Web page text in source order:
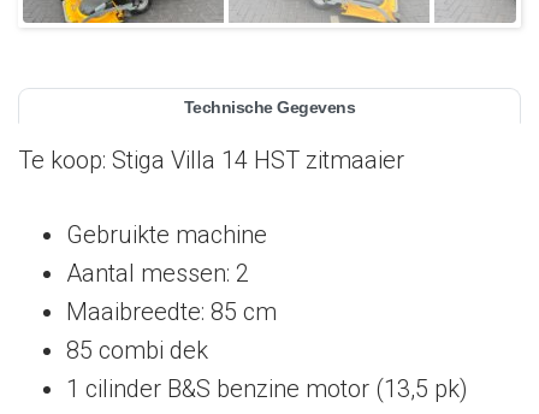
Technische Gegevens
Te koop: Stiga Villa 14 HST zitmaaier
Gebruikte machine
Aantal messen: 2
Maaibreedte: 85 cm
85 combi dek
1 cilinder B&S benzine motor (13,5 pk)